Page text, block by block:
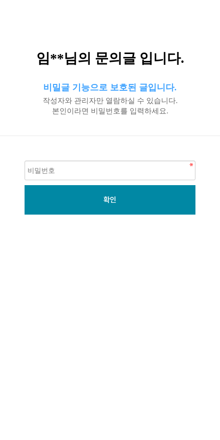
임**님의 문의글 입니다.
비밀글 기능으로 보호된 글입니다.
작성자와 관리자만 열람하실 수 있습니다.
본인이라면 비밀번호를 입력하세요.